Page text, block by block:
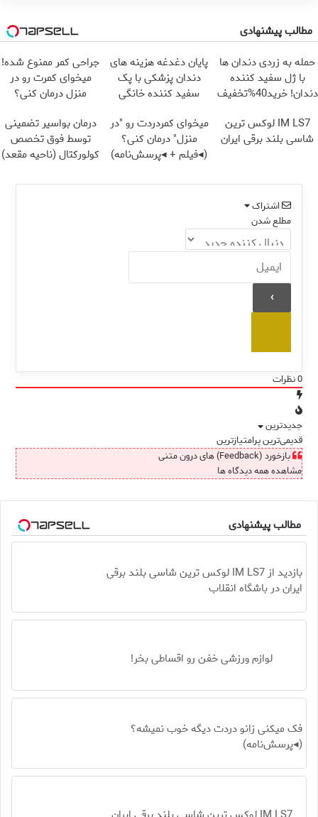
مطالب پیشنهادی
حمله به زردی دندان ها
با ژل سفید کننده
دندان! خرید40%تخفیف
پایان دغدغه هزینه های
دندان پزشکی با پک
سفید کننده خانگی
جراحی کمر ممنوع شده!
میخوای کمرت رو در
منزل درمان کنی؟
IM LS7 لوکس ترین
شاسی بلند برقی ایران
میخوای کمردردت رو "در
منزل" درمان کنی؟
(◂فیلم + ◂پرسش‌نامه)
درمان بواسیر تضمینی
توسط فوق تخصص
کولورکتال (ناحیه مقعد)
اشتراک
مطلع شدن
0نظرات
جدیدترین
قدیمی‌ترینپرامتیازترین
بازخورد (Feedback) های درون متنی
مشاهده همه دیدگاه ها
مطالب پیشنهادی
بازدید از IM LS7 لوکس ترین شاسی بلند برقی
ایران در باشگاه انقلاب
لوازم ورزشی خفن رو اقساطی بخر!
فک میکنی زانو دردت دیگه خوب نمیشه؟
(◂پرسش‌نامه)